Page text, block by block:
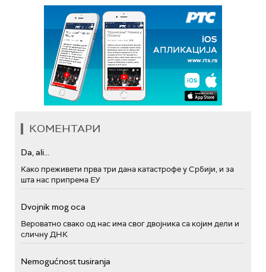
КОМЕНТАРИ
Da, ali...
Како преживети прва три дана катастрофе у Србији, и за
шта нас припрема ЕУ
Dvojnik mog oca
Вероватно свако од нас има свог двојника са којим дели и
сличну ДНК
Nemogućnost tusiranja